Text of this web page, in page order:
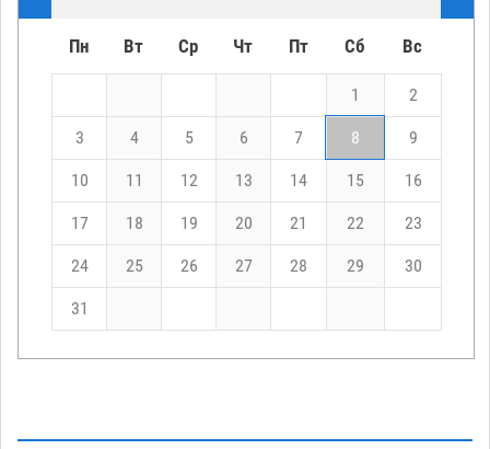
Пн Вт Ср Чт Пт Сб Вс
1 2
3 4 5 6 7 8 9
10 11 12 13 14 15 16
17 18 19 20 21 22 23
24 25 26 27 28 29 30
31